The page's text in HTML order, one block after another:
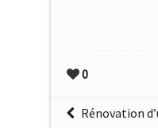
0
Rénovation